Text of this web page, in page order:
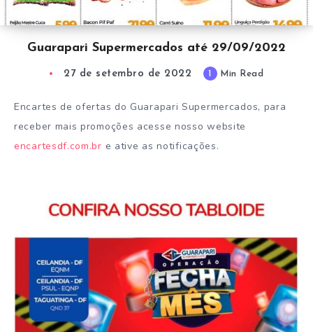
Guarapari Supermercados até 29/09/2022
27 de setembro de 2022 1 Min Read
Encartes de ofertas do Guarapari Supermercados, para
receber mais promoções acesse nosso website
encartesdf.com.br e ative as notificações.